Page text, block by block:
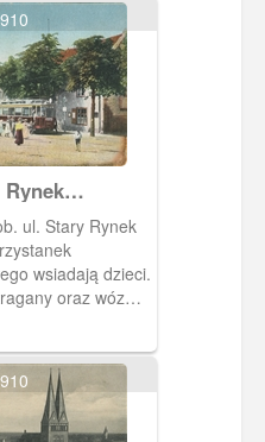
ul. Stary Rynek
wsiadają dzieci.
oraz wóz
wieżą
w 1882 r. przez
w